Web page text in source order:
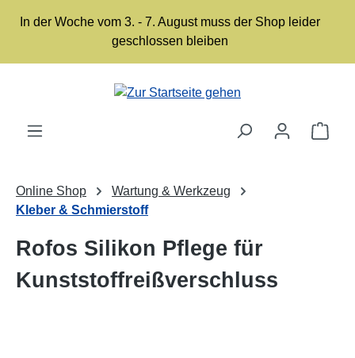
Zum Hauptinhalt springen
In der Woche vom 3. - 7. August muss der Shop leider
geschlossen bleiben
Online Shop
Wartung & Werkzeug
Kleber & Schmierstoff
Rofos Silikon Pflege für
Kunststoffreißverschluss